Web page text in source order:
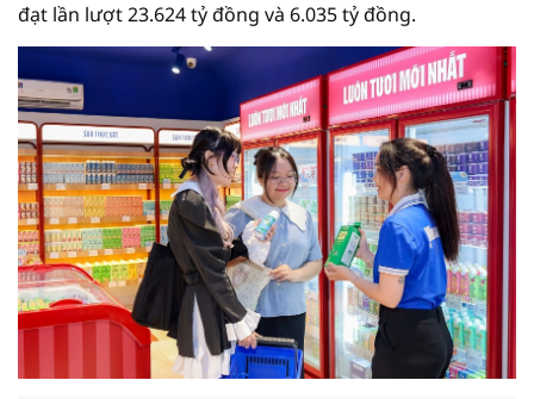
đạt lần lượt 23.624 tỷ đồng và 6.035 tỷ đồng.